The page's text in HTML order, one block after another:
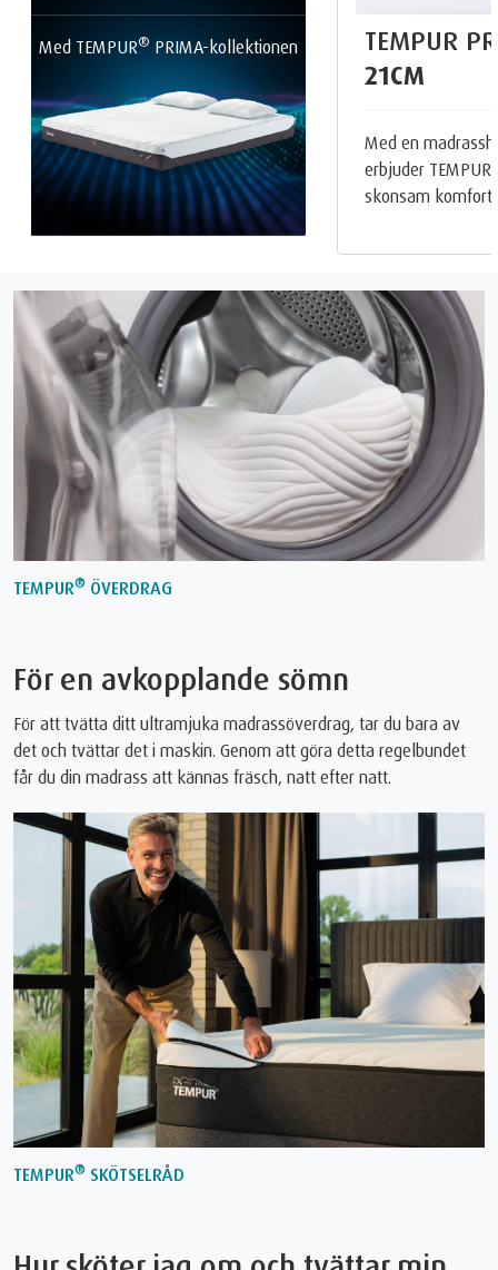
Med TEMPUR® PRIMA-kollektionen
TEMPUR
21CM
Med en
erbjuder TEMPUR
skonsam komfort
TEMPUR® ÖVERDRAG
För en avkopplande sömn
För att tvätta ditt ultramjuka madrassöverdrag, tar du bara av
det och tvättar det i maskin. Genom att göra detta regelbundet
får du din madrass att kännas fräsch, natt efter natt.
TEMPUR® SKÖTSELRÅD